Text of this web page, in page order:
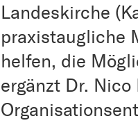
Landeskirche
praxistaugliche
helfen, die
ergänzt Dr.